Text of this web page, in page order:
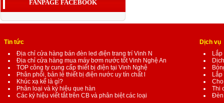
FANPAGE FACEBOOK
Tin tức
Địa chỉ cửa hàng bán đèn led điện trang trí Vinh N
Địa chỉ cửa hàng mua máy bơm nước tốt Vinh Nghệ An
TOP công ty cung cấp thiết bị điện tại Vinh Nghệ
Phân phối, bản lẻ thiết bị điện nước uy tín chất l
Khúc xạ kế là gì?
Phân loại và ký hiệu que hàn
Các ký hiệu viết tắt trên CB và phân biệt các loại
Dịch vụ
Thi
Đèn